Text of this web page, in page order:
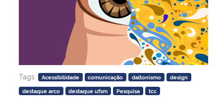
Tags: Acessibilidade comunicação daltonismo
design
destaque arco
destaque ufsm Pesquisa tcc